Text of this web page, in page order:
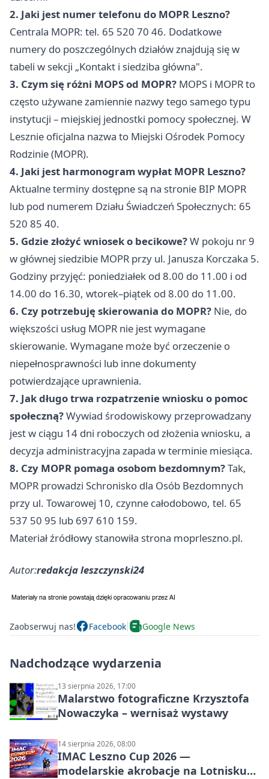
2. Jaki jest numer telefonu do MOPR Leszno?
Centrala MOPR: tel. 65 520 70 46. Dodatkowe
numery do poszczególnych działów znajdują się w
tabeli w sekcji „Kontakt i siedziba główna".
3. Czym się różni MOPS od MOPR? MOPS i MOPR to
często używane zamiennie nazwy tego samego typu
instytucji – miejskiej jednostki pomocy społecznej. W
Lesznie oficjalna nazwa to Miejski Ośrodek Pomocy
Rodzinie (MOPR).
4. Jaki jest harmonogram wypłat MOPR Leszno?
Aktualne terminy dostępne są na stronie BIP MOPR
lub pod numerem Działu Świadczeń Społecznych: 65
520 85 40.
5. Gdzie złożyć wniosek o becikowe?W pokoju nr 9
w głównej siedzibie MOPR przy ul. Janusza Korczaka 5.
Godziny przyjęć: poniedziałek od 8.00 do 11.00 i od
14.00 do 16.30, wtorek–piątek od 8.00 do 11.00.
6. Czy potrzebuję skierowania do MOPR? Nie, do
większości usług MOPR nie jest wymagane
skierowanie. Wymagane może być orzeczenie o
niepełnosprawności lub inne dokumenty
potwierdzające uprawnienia.
7. Jak długo trwa rozpatrzenie wniosku o pomoc
społeczną?Wywiad środowiskowy przeprowadzany
jest w ciągu 14 dni roboczych od złożenia wniosku, a
decyzja administracyjna zapada w terminie miesiąca.
8. Czy MOPR pomaga osobom bezdomnym?Tak,
MOPR prowadzi Schronisko dla Osób Bezdomnych
przy ul. Towarowej 10, czynne całodobowo, tel. 65
537 50 95 lub 697 610 159.
Materiał źródłowy stanowiła strona moprleszno.pl.
Autor:redakcja leszczynski24
Zaobserwuj nas! Facebook Google News
Nadchodzące wydarzenia
13 sierpnia 2026, 17:00
Malarstwo fotograficzne Krzysztofa
Nowaczyka – wernisaż wystawy
14 sierpnia 2026, 08:00
IMAC Leszno Cup 2026 —
modelarskie akrobacje na Lotnisku